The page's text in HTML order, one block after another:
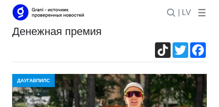
| LV
денежная премия
TikTokTwitter
ДАУГАВПИЛС